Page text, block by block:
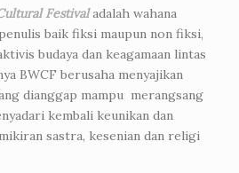
Festivaladalah wahana
baik fiksi maupun non fiksi,
budaya dan keagamaan lintas
BWCF berusaha menyajikan
dianggap mampu merangsang
kembali keunikan dan
sastra, kesenian dan religi